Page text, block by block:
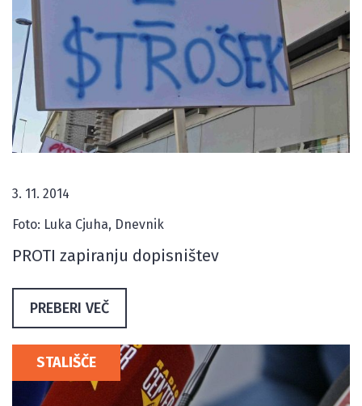
3. 11. 2014
Foto: Luka Cjuha, Dnevnik
PROTI zapiranju dopisništev
PREBERI VEČ
STALIŠČE